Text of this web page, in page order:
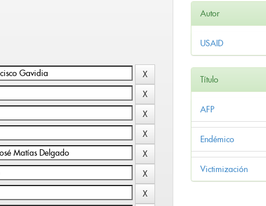
Autor
USAID
Título
AFP
Endémico
Victimización